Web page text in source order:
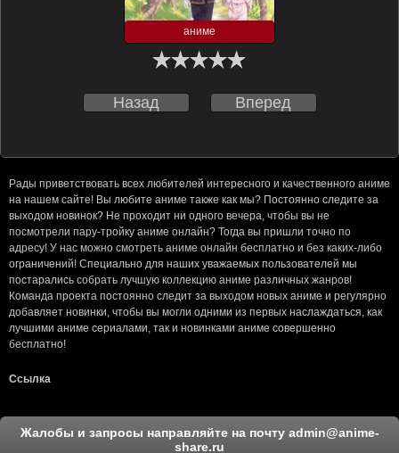
аниме
Назад Вперед
Рады приветствовать всех любителей интересного и качественного аниме
на нашем сайте! Вы любите аниме также как мы? Постоянно следите за
выходом новинок? Не проходит ни одного вечера, чтобы вы не
посмотрели пару-тройку аниме онлайн? Тогда вы пришли точно по
адресу! У нас можно смотреть аниме онлайн бесплатно и без каких-либо
ограничений! Специально для наших уважаемых пользователей мы
постарались собрать лучшую коллекцию аниме различных жанров!
Команда проекта постоянно следит за выходом новых аниме и регулярно
добавляет новинки, чтобы вы могли одними из первых наслаждаться, как
лучшими аниме сериалами, так и новинками аниме совершенно
бесплатно!
Ссылка
Жалобы и запросы направляйте на почту admin@anime-
share.ru